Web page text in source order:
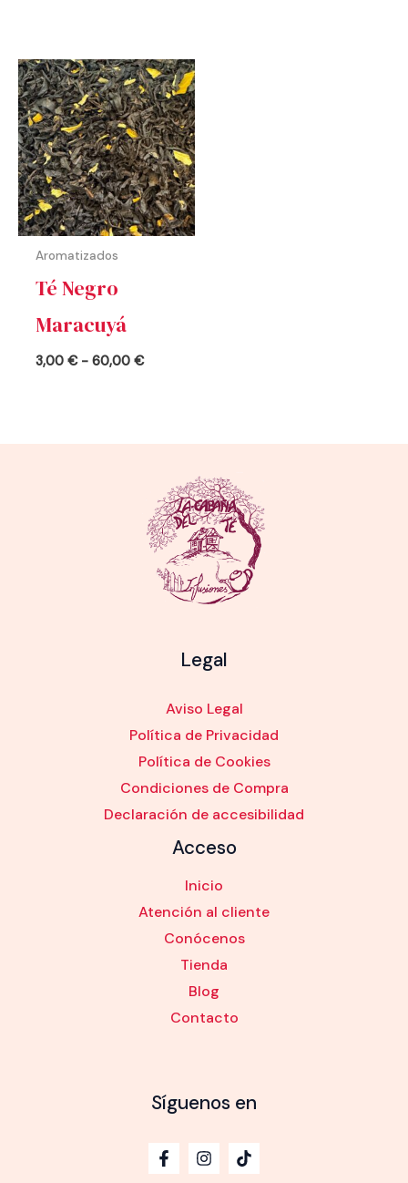
Aromatizados
Té Negro
Maracuyá
3,00€ - 60,00€
Rango
de
precios:
desde
3,00 €
hasta
60,00 €
Legal
Aviso Legal
Política de Privacidad
Política de Cookies
Condiciones de Compra
Declaración de accesibilidad
Acceso
Inicio
Atención al cliente
Conócenos
Tienda
Blog
Contacto
Síguenos en